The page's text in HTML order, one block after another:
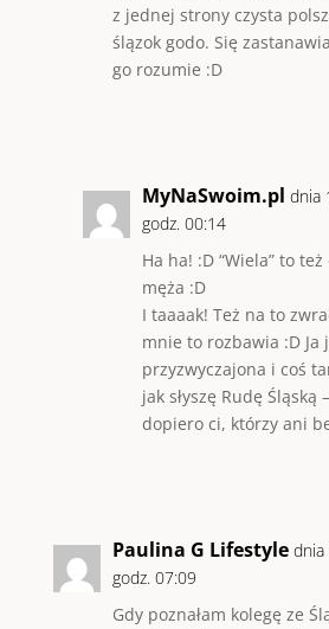
z jednej strony czysta
ślązok godo. Się
go rozumie :D
MyNaSwoim.pl dnia
godz. 00:14
Ha ha! :D “Wiela” to też
męża :D
I taaaak! Też na to
mnie to rozbawia :D Ja
przyzwyczajona i coś
jak słyszę Rudę Śląską
dopiero ci, którzy ani
Paulina G Lifestyle dnia
godz. 07:09
Gdy poznałam kolegę ze